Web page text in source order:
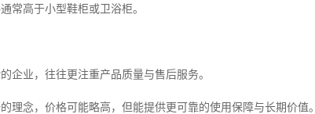
常高于小型鞋柜或卫浴柜。
企业，往往更注重产品质量与售后服务。
理念，价格可能略高，但能提供更可靠的使用保障与长期价值。